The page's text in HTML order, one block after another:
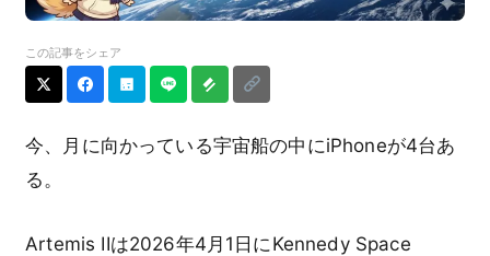
この記事をシェア
今、月に向かっている宇宙船の中にiPhoneが4台あ
る。
Artemis IIは2026年4月1日にKennedy Space